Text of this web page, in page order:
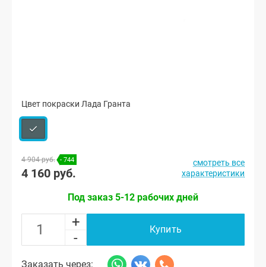
Цвет покраски Лада Гранта
4 904 руб. - 744
4 160 руб.
смотреть все
характеристики
Под заказ 5-12 рабочих дней
+
-
Купить
Заказать через: